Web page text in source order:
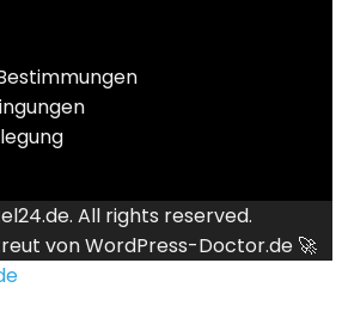
. All rights reserved.
vonWordPress-Doctor.de 🚀